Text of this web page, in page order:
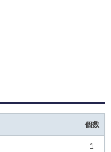
個数
1